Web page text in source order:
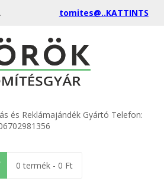
vásárlóhoz. tomites@..KATTINTS
és Reklámajándék Gyártó Telefon:
0 termék - 0 Ft